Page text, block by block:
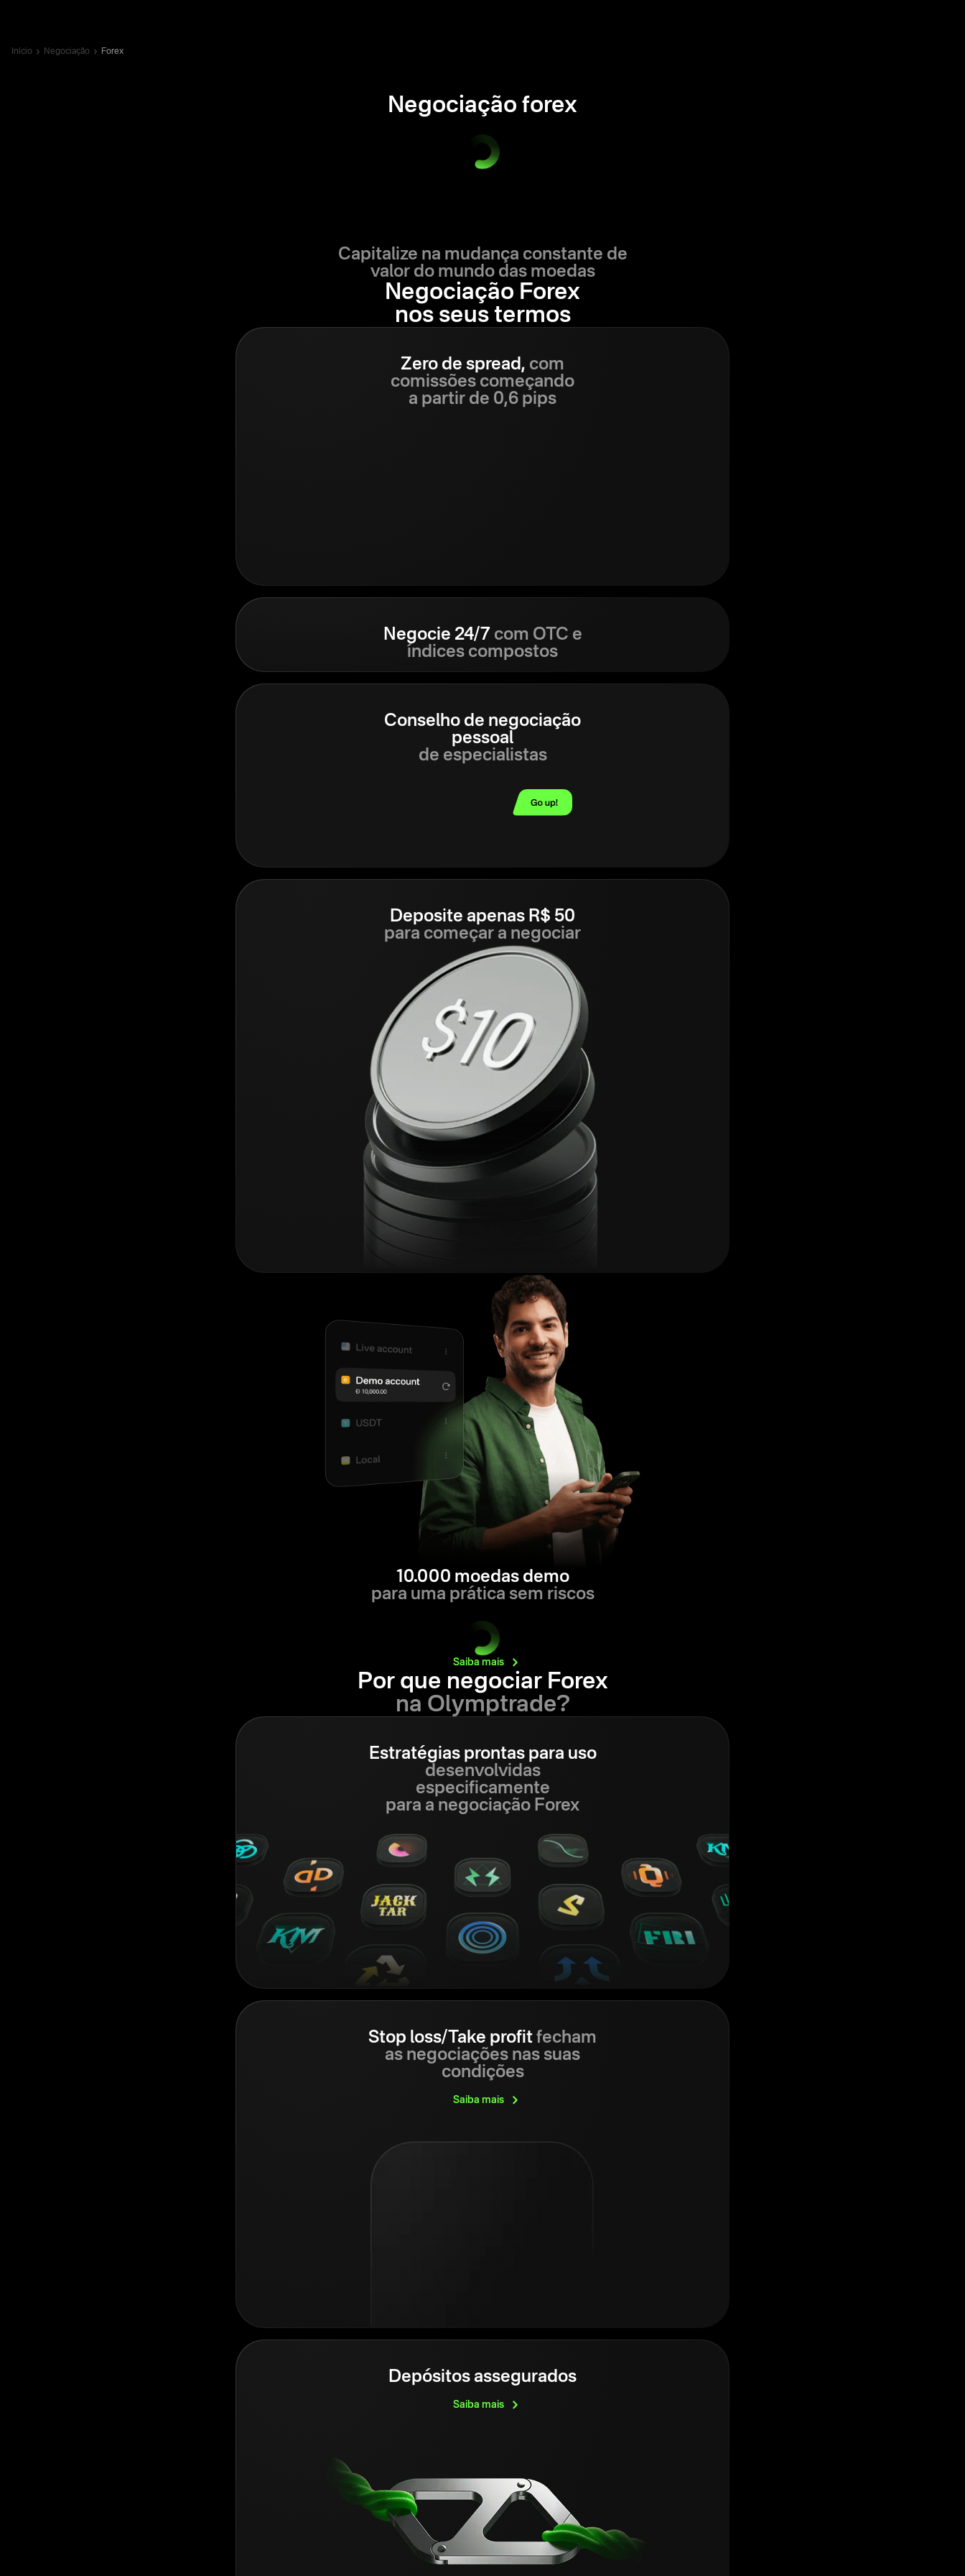
Início Negociação Forex
Negociação forex
Capitalize na mudança constante de
valor do mundo das moedas
Negociação Forex
nos seus termos
Zero de spread, com
comissões começando
a partir de 0,6 pips
Negocie 24/7 com OTC e
índices compostos
Conselho de negociação
pessoal
de especialistas
Deposite apenas R$ 50
para começar a negociar
10.000 moedas demo
para uma prática sem riscos
Saiba mais
Por que negociar Forex
na Olymptrade?
Estratégias prontas para uso
desenvolvidas
especificamente
para a negociação Forex
Stop loss/Take profit fecham
as negociações nas suas
condições
Saiba mais
Depósitos assegurados
Saiba mais